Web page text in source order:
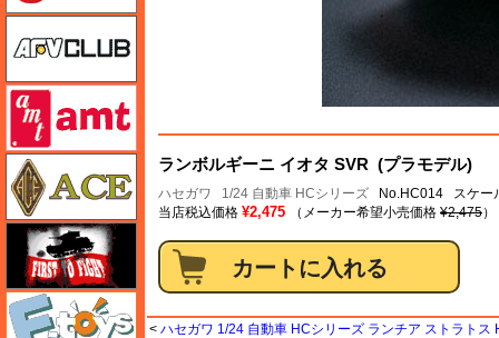
ランボルギーニ イオタ SVR (プラモデル)
ハセガワ 1/24 自動車 HCシリーズ No.HC014 スケー
当店税込価格 ¥2,475 （メーカー希望小売価格 ¥2,475）
< ハセガワ 1/24 自動車 HCシリーズ ランチア ストラトス
エース